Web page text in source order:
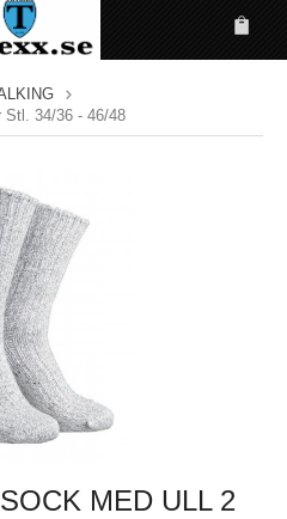
Stl. 34/36 - 46/48
MED ULL 2